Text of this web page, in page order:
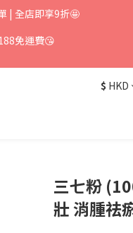
| 全店即享9折🤩
免運費😘
$ HKD
三七粉
壯 消腫祛